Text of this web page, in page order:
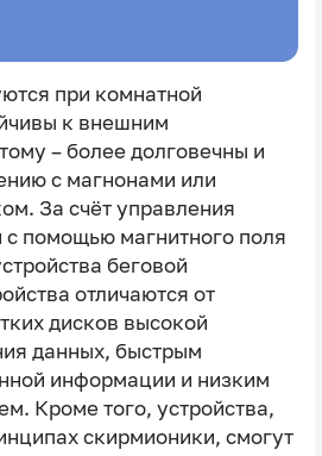
при комнатной
к внешним
– более долговечны и
с магнонами или
За счёт управления
помощью магнитного поля
беговой
отличаются от
дисков высокой
данных, быстрым
информации и низким
Кроме того, устройства,
скирмионики, смогут